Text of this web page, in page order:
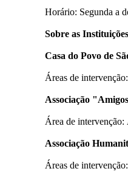
Horário: Segunda a
Sobre as
Casa do Povo de
Áreas de
Associação
Área de intervenção:
Associação
Áreas de